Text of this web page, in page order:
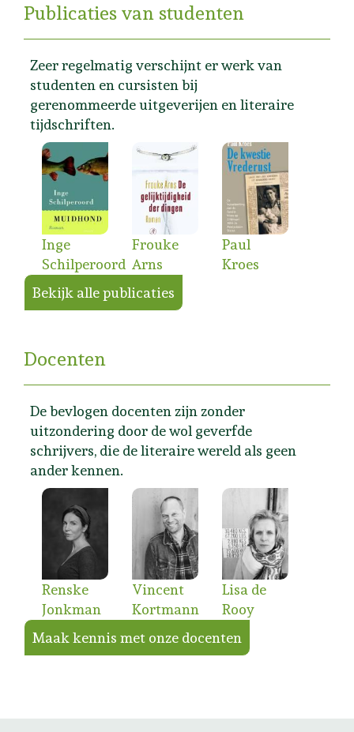
Publicaties van studenten
Zeer regelmatig verschijnt er werk van
studenten en cursisten bij
gerenommeerde uitgeverijen en literaire
tijdschriften.
Inge
Schilperoord
Frouke
Arns
Paul
Kroes
Bekijk alle publicaties
Docenten
De bevlogen docenten zijn zonder
uitzondering door de wol geverfde
schrijvers, die de literaire wereld als geen
ander kennen.
Renske
Jonkman
Vincent
Kortmann
Lisa de
Rooy
Maak kennis met onze docenten